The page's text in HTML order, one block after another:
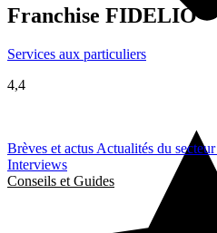
Brèves et actus Actualités du secteur
Interviews
Conseils et Guides
Franchise FIDELIO
Services aux particuliers
4,4